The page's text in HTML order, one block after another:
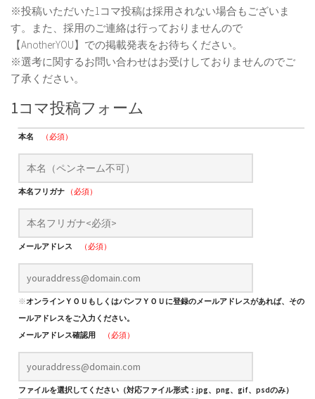
※投稿いただいた1コマ投稿は採用されない場合もございま
す。また、採用のご連絡は行っておりませんので
【AnotherYOU】での掲載発表をお待ちください。
※選考に関するお問い合わせはお受けしておりませんのでご
了承ください。
1コマ投稿フォーム
本名 （必須）
本名フリガナ （必須）
メールアドレス （必須）
※オンラインＹＯＵもしくはパンフＹＯＵに登録のメールアドレスがあれば、そのメ
ールアドレスをご入力ください。
メールアドレス確認用
（必須）
ファイルを選択してください（対応ファイル形式：jpg、png、gif、psdのみ）